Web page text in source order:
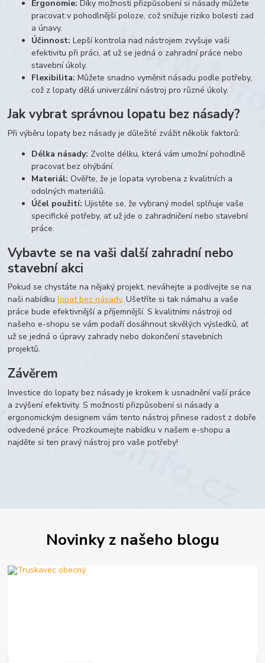
Ergonomie: Díky možnosti přizpůsobení si násady můžete
pracovat v pohodlnější poloze, což snižuje riziko bolesti zad
a únavy.
Účinnost: Lepší kontrola nad nástrojem zvyšuje vaši
efektivitu při práci, ať už se jedná o zahradní práce nebo
stavební úkoly.
Flexibilita: Můžete snadno vyměnit násadu podle potřeby,
což z lopaty dělá univerzální nástroj pro různé úkoly.
Jak vybrat správnou lopatu bez násady?
Při výběru lopaty bez násady je důležité zvážit několik faktorů:
Délka násady: Zvolte délku, která vám umožní pohodlně
pracovat bez ohýbání.
Materiál: Ověřte, že je lopata vyrobena z kvalitních a
odolných materiálů.
Účel použití: Ujistěte se, že vybraný model splňuje vaše
specifické potřeby, ať už jde o zahradničení nebo stavební
práce.
Vybavte se na vaši další zahradní nebo
stavební akci
Pokud se chystáte na nějaký projekt, neváhejte a podívejte se na
naši nabídkulopat bez násady. Ušetříte si tak námahu a vaše
práce bude efektivnější a příjemnější. S kvalitními nástroji od
našeho e-shopu se vám podaří dosáhnout skvělých výsledků, ať
už se jedná o úpravy zahrady nebo dokončení stavebních
projektů.
Závěrem
Investice do lopaty bez násady je krokem k usnadnění vaší práce
a zvýšení efektivity. S možností přizpůsobení si násady a
ergonomickým designem vám tento nástroj přinese radost z dobře
odvedené práce. Prozkoumejte nabídku v našem e-shopu a
najděte si ten pravý nástroj pro vaše potřeby!
Novinky z našeho blogu